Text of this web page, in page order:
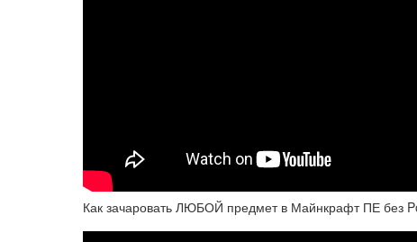
Как зачаровать ЛЮБОЙ предмет в Майнкрафт ПЕ без